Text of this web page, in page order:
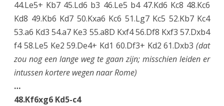
44.Le5+ Kb7 45.Ld6 b3 46.Le5 b4 47.Kd6 Kc8 48.Kc6
Kd8 49.Kb6 Kd7 50.Kxa6 Kc6 51.Lg7 Kc5 52.Kb7 Kc4
53.a6 Kd3 54.a7 Ke3 55.a8D Kxf4 56.Df8 Kxf3 57.Dxb4
f4 58.Le5 Ke2 59.De4+ Kd1 60.Df3+ Kd2 61.Dxb3 (dat
zou nog een lange weg te gaan zijn; misschien leiden er
intussen kortere wegen naar Rome)
…
48.Kf6xg6 Kd5-c4